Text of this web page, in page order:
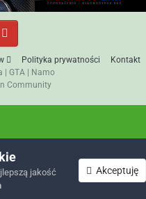
Polityka prywatności
Kontakt
| GTA | Namo
Community
jakość
Akceptuję